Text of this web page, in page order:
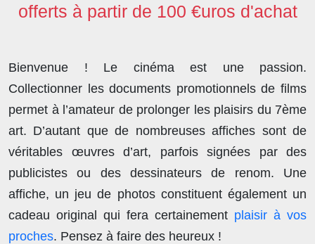
offerts à partir de 100 €uros d'achat
Bienvenue ! Le cinéma est une passion.
Collectionner les documents promotionnels de films
permet à l’amateur de prolonger les plaisirs du 7ème
art. D’autant que de nombreuses affiches sont de
véritables œuvres d’art, parfois signées par des
publicistes ou des dessinateurs de renom. Une
affiche, un jeu de photos constituent également un
cadeau original qui fera certainement plaisir à vos
proches. Pensez à faire des heureux !